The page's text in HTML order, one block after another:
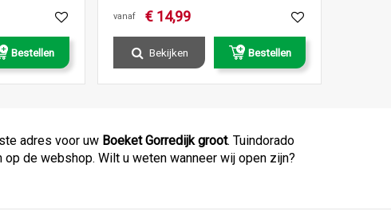
Bestellen
vanaf € 14,99
Bekijken Bestellen
adres voor uw Boeket Gorredijk groot. Tuindorado
de webshop. Wilt u weten wanneer wij open zijn?